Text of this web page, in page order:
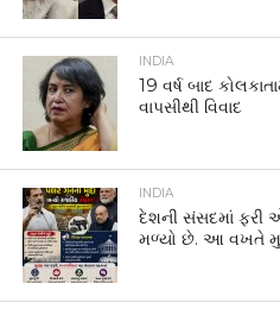
INDIA
19 વર્ષ બાદ
વાપસીથી વિવાદ
INDIA
દેશની સંસદમાં ફરી
મળ્યો છે. આ વખતે